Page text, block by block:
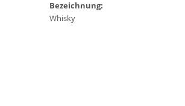
Bezeichnung:
Whisky